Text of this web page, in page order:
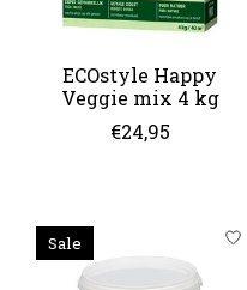
ECOstyle Happy
Veggie mix 4 kg
€24,95
Sale